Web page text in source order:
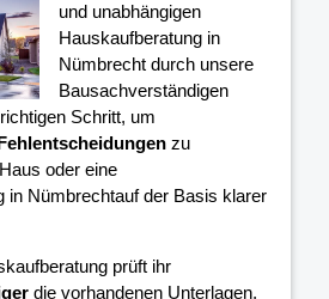
und unabhängigen
Hauskaufberatung in
Nümbrecht durch unsere
Bausachverständigen
Schritt, um
zu
oder eine
in Nümbrechtauf der Basis klarer
prüft ihr
die vorhandenen Unterlagen,